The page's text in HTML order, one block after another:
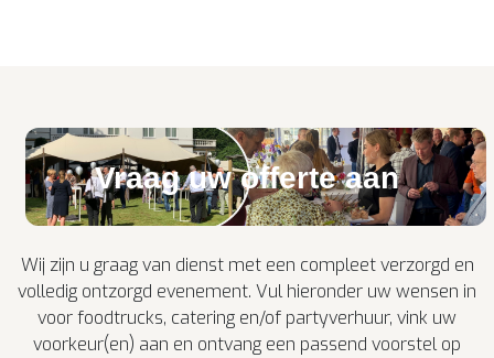
Vraag uw offerte aan
Wij zijn u graag van dienst met een compleet verzorgd en
volledig ontzorgd evenement. Vul hieronder uw wensen in
voor foodtrucks, catering en/of partyverhuur, vink uw
voorkeur(en) aan en ontvang een passend voorstel op